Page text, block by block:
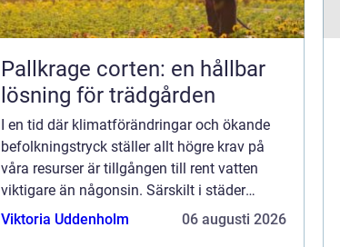
Pallkrage corten: en hållbar
lösning för trädgården
I en tid där klimatförändringar och ökande
befolkningstryck ställer allt högre krav på
våra resurser är tillgången till rent vatten
viktigare än någonsin. Särskilt i städer
som...
Viktoria Uddenholm 06 augusti 2026